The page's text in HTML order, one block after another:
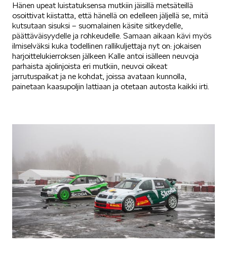
RALLI
Mallit
FABIA
Hänen upeat luistatuksensa mutkiin jäisillä metsäteillä
osoittivat kiistatta, että hänellä on edelleen jäljellä se, mitä
kutsutaan sisuksi – suomalainen käsite sitkeydelle,
päättäväisyydelle ja rohkeudelle. Samaan aikaan kävi myös
ilmiselväksi kuka todellinen rallikuljettaja nyt on: jokaisen
harjoittelukierroksen jälkeen Kalle antoi isälleen neuvoja
parhaista ajolinjoista eri mutkiin, neuvoi oikeat
jarrutuspaikat ja ne kohdat, joissa avataan kunnolla,
painetaan kaasupoljin lattiaan ja otetaan autosta kaikki irti.